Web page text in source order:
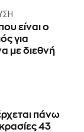
είναι ο
για
με διεθνή
πάνω
43